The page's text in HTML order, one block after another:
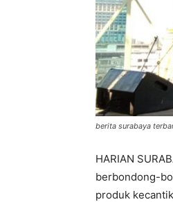
berita surabaya
HARIAN
berbondong-
produk